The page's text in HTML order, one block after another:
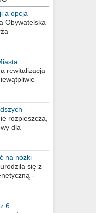
a opcja
Obywatelska
rewitalizacja
rozpieszcza,
dla
na nóżki
się z
-